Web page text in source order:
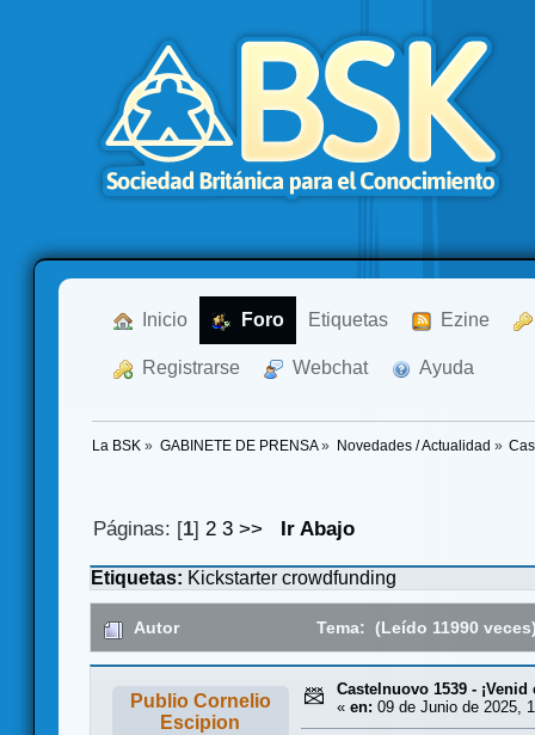
Inicio Foro Etiquetas Ezine
Registrarse Webchat Ayuda
La BSK » GABINETE DE PRENSA» Novedades / Actualidad »
Páginas: [1]2 3 >> Ir Abajo
Etiquetas: Kickstarter crowdfunding
Autor Tema: (Leído 11990
Publio Cornelio
Escipion
Castelnuovo 1539 -
« en: 09 de Junio de 2025,